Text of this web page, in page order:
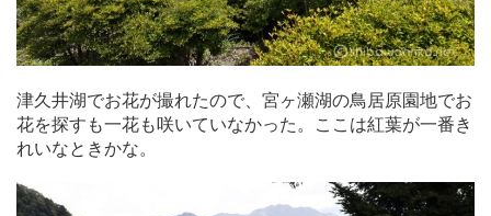
津久井湖でお花が撮れたので、宮ヶ瀬湖の鳥居原園地でお
花を探すも一花も咲いていなかった。ここは紅葉が一番き
れいなときかな。